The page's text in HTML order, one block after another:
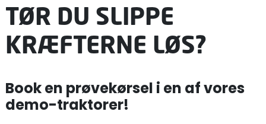
TØR DU SLIPPE
KRÆFTERNE LØS?
Book en prøvekørsel i en af vores
demo-traktorer!